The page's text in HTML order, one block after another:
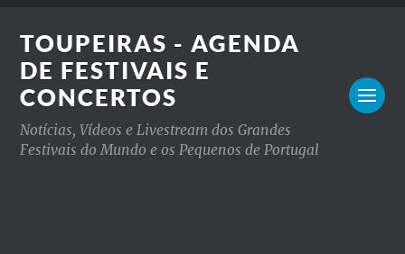
TOUPEIRAS - AGENDA
DE FESTIVAIS E
CONCERTOS
Notícias, Vídeos e Livestream dos Grandes
Festivais do Mundo e os Pequenos de Portugal